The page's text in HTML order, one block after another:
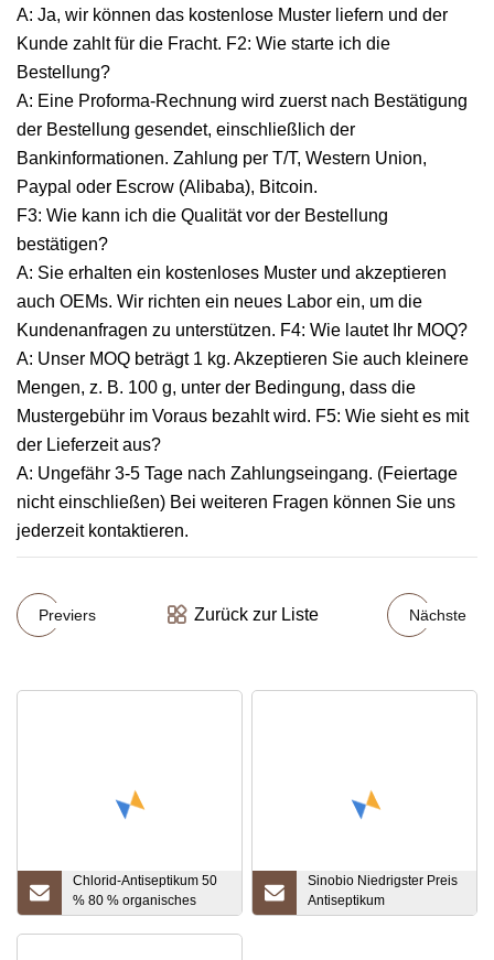
A: Ja, wir können das kostenlose Muster liefern und der
Kunde zahlt für die Fracht. F2: Wie starte ich die
Bestellung?
A: Eine Proforma-Rechnung wird zuerst nach Bestätigung
der Bestellung gesendet, einschließlich der
Bankinformationen. Zahlung per T/T, Western Union,
Paypal oder Escrow (Alibaba), Bitcoin.
F3: Wie kann ich die Qualität vor der Bestellung
bestätigen?
A: Sie erhalten ein kostenloses Muster und akzeptieren
auch OEMs. Wir richten ein neues Labor ein, um die
Kundenanfragen zu unterstützen. F4: Wie lautet Ihr MOQ?
A: Unser MOQ beträgt 1 kg. Akzeptieren Sie auch kleinere
Mengen, z. B. 100 g, unter der Bedingung, dass die
Mustergebühr im Voraus bezahlt wird. F5: Wie sieht es mit
der Lieferzeit aus?
A: Ungefähr 3-5 Tage nach Zahlungseingang. (Feiertage
nicht einschließen) Bei weiteren Fragen können Sie uns
jederzeit kontaktieren.
Previers Zurück zur Liste Nächste
Chlorid-Antiseptikum 50
% 80 % organisches
Zwischenprodukt CAS
Sinobio Niedrigster Preis
Antiseptikum
Chlorphenesin CAS 104-